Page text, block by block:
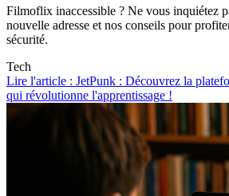
Filmoflix inaccessible ? Ne vous inquiétez
nouvelle adresse et nos conseils pour
sécurité.
Tech
Lire l'article : JetPunk : Découvrez la
qui révolutionne l'apprentissage !